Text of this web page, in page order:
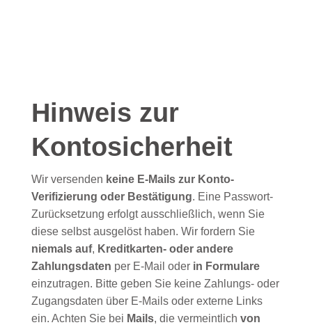
Hinweis zur
Kontosicherheit
Wir versenden keine E-Mails zur Konto-
Verifizierung oder Bestätigung. Eine Passwort-
Zurücksetzung erfolgt ausschließlich, wenn Sie
diese selbst ausgelöst haben. Wir fordern Sie
niemals auf, Kreditkarten- oder andere
Zahlungsdaten per E-Mail oder in Formulare
einzutragen. Bitte geben Sie keine Zahlungs- oder
Zugangsdaten über E-Mails oder externe Links
ein. Achten Sie bei Mails, die vermeintlich von